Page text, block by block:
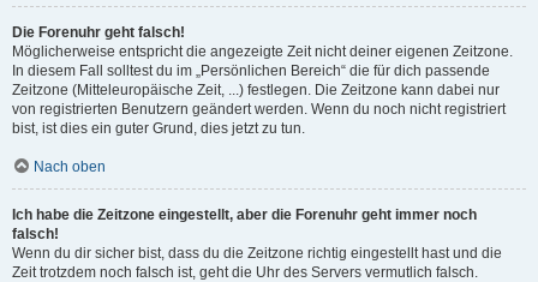
Die Forenuhr geht falsch!
Möglicherweise entspricht die angezeigte Zeit nicht deiner eigenen Zeitzone.
In diesem Fall solltest du im „Persönlichen Bereich“ die für dich passende
Zeitzone (Mitteleuropäische Zeit, ...) festlegen. Die Zeitzone kann dabei nur
von registrierten Benutzern geändert werden. Wenn du noch nicht registriert
bist, ist dies ein guter Grund, dies jetzt zu tun.
Nach oben
Ich habe die Zeitzone eingestellt, aber die Forenuhr geht immer noch
falsch!
Wenn du dir sicher bist, dass du die Zeitzone richtig eingestellt hast und die
Zeit trotzdem noch falsch ist, geht die Uhr des Servers vermutlich falsch.